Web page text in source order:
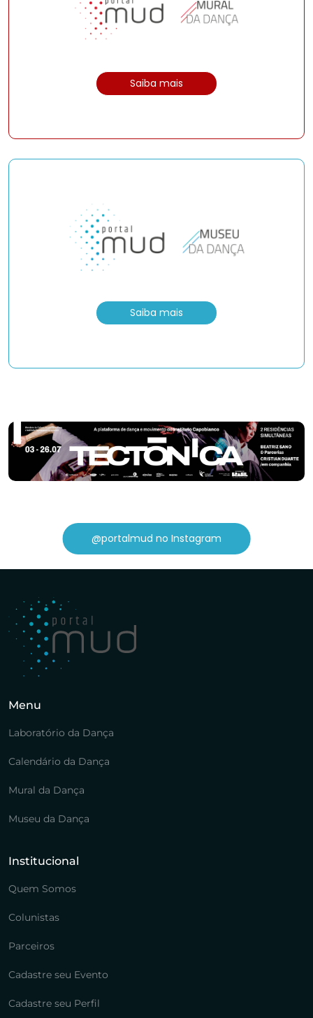
Saiba mais
Saiba mais
@portalmud no Instagram
Menu
Laboratório da Dança
Calendário da Dança
Mural da Dança
Museu da Dança
Institucional
Quem Somos
Colunistas
Parceiros
Cadastre seu Evento
Cadastre seu Perfil